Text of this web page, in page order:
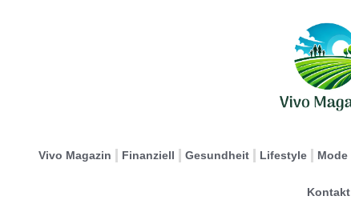
Vivo Magazin Finanziell Gesundheit Lifestyle Mode
Kontakt